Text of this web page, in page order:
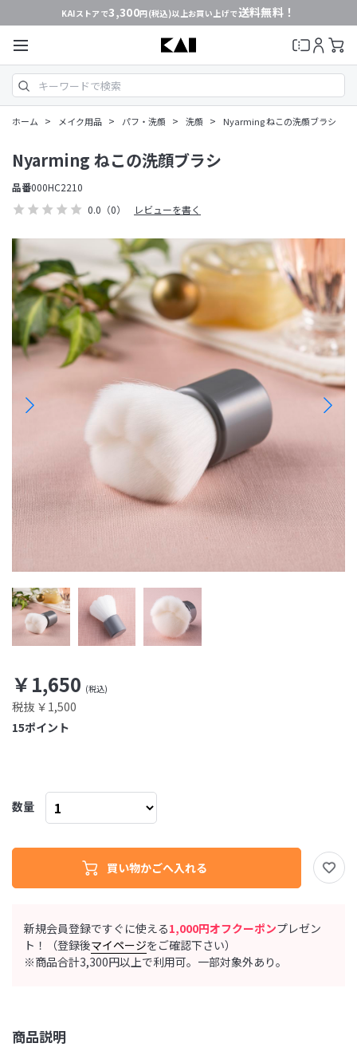
KAIストアで3,300円(税込)以上お買い上げで送料無料！
ホーム > メイク用品 > パフ・洗顔 > 洗顔 > Nyarming ねこの洗顔ブラシ
0.0 （0） レビューを書く
新規会員登録ですぐに使える1,000円オフクーポンプレゼン
ト！（登録後マイページをご確認下さい）
※商品合計3,300円以上で利用可。一部対象外あり。
商品説明
Nyarming ねこの洗顔ブラシ
￥1,650
税抜 ￥1,500
品番000HC2210
ポイント
15
数量